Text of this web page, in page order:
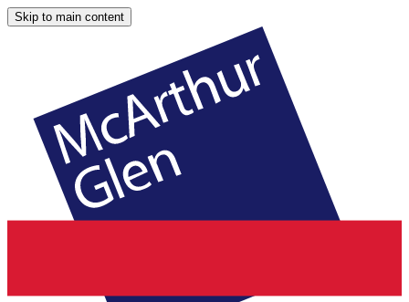
Skip to main content